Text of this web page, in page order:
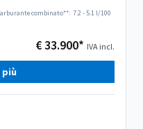
combinato**: 7.2 - 5.1 l/100
€ 33.900* IVA incl.
più